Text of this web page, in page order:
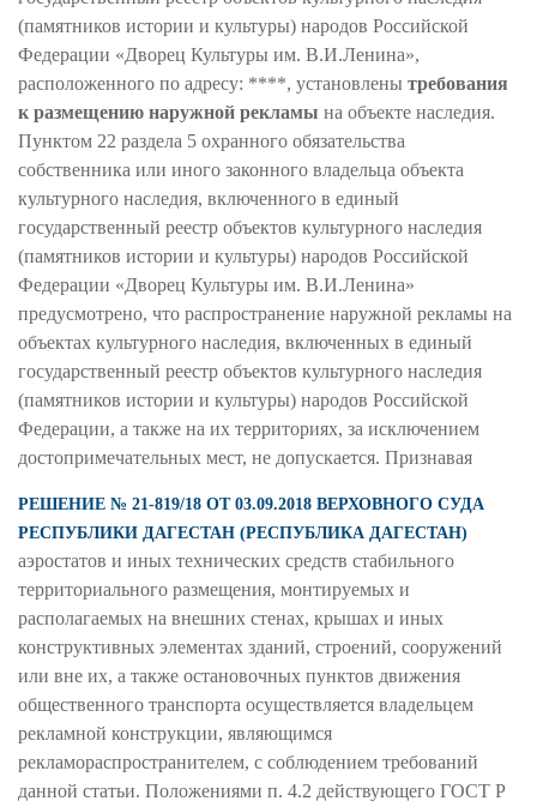
(памятников истории и культуры) народов Российской
Федерации «Дворец Культуры им. В.И.Ленина»,
расположенного по адресу: ****, установлены требования
к размещению наружной рекламы на объекте наследия.
Пунктом 22 раздела 5 охранного обязательства
собственника или иного законного владельца объекта
культурного наследия, включенного в единый
государственный реестр объектов культурного наследия
(памятников истории и культуры) народов Российской
Федерации «Дворец Культуры им. В.И.Ленина»
предусмотрено, что распространение наружной рекламы на
объектах культурного наследия, включенных в единый
государственный реестр объектов культурного наследия
(памятников истории и культуры) народов Российской
Федерации, а также на их территориях, за исключением
достопримечательных мест, не допускается. Признавая
РЕШЕНИЕ № 21-819/18 ОТ 03.09.2018 ВЕРХОВНОГО СУДА
РЕСПУБЛИКИ ДАГЕСТАН (РЕСПУБЛИКА ДАГЕСТАН)
аэростатов и иных технических средств стабильного
территориального размещения, монтируемых и
располагаемых на внешних стенах, крышах и иных
конструктивных элементах зданий, строений, сооружений
или вне их, а также остановочных пунктов движения
общественного транспорта осуществляется владельцем
рекламной конструкции, являющимся
рекламораспространителем, с соблюдением требований
данной статьи. Положениями п. 4.2 действующего ГОСТ Р